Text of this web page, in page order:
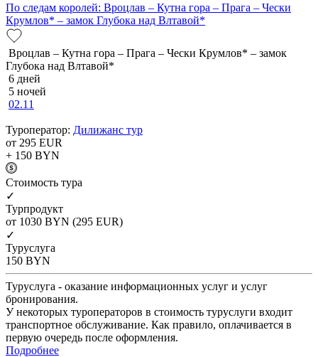
По следам королей: Вроцлав – Кутна гора – Прага – Чески
Крумлов* – замок Глубока над Влтавой*
Вроцлав – Кутна гора – Прага – Чески Крумлов* – замок
Глубока над Влтавой*
6 дней
5 ночей
02.11
Туроператор: Дилижанс тур
от 295 EUR
+ 150 BYN
Cтоимость тура
✓
Турпродукт
от 1030 BYN (295 EUR)
✓
Туруслуга
150 BYN
Туруслуга - оказание информационных услуг и услуг
бронирования.
У некоторых туроператоров в стоимость туруслуги входит
транспортное обслуживание. Как правило, оплачивается в
первую очередь после оформления.
Подробнее